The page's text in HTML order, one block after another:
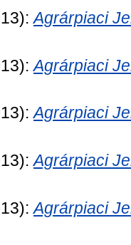
Agrárpiaci
Agrárpiaci
Agrárpiaci
Agrárpiaci
Agrárpiaci